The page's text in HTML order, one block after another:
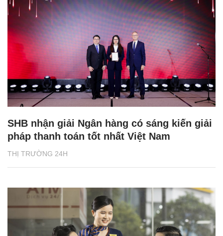
THỊ TRƯỜNG 24H
SHB nhận giải Ngân hàng có sáng kiến giải
pháp thanh toán tốt nhất Việt Nam